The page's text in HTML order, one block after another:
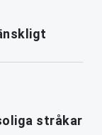
stråkar